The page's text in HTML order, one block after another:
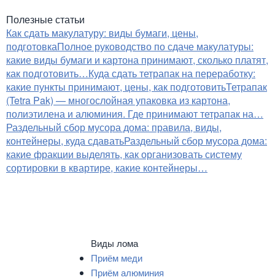
Полезные статьи
Как сдать макулатуру: виды бумаги, цены,
подготовкаПолное руководство по сдаче макулатуры:
какие виды бумаги и картона принимают, сколько платят,
как подготовить…Куда сдать тетрапак на переработку:
какие пункты принимают, цены, как подготовитьТетрапак
(Tetra Pak) — многослойная упаковка из картона,
полиэтилена и алюминия. Где принимают тетрапак на…
Раздельный сбор мусора дома: правила, виды,
контейнеры, куда сдаватьРаздельный сбор мусора дома:
какие фракции выделять, как организовать систему
сортировки в квартире, какие контейнеры…
Виды лома
Приём меди
Приём алюминия